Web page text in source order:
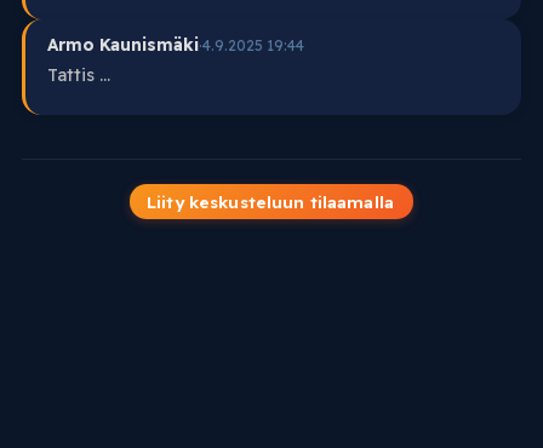
Armo Kaunismäki·4.9.2025 19:44
Tattis ...
Liity keskusteluun tilaamalla